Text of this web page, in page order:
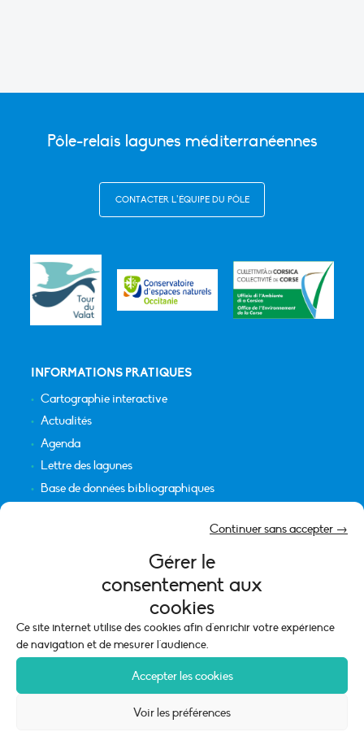
Gérer le
consentement aux
cookies
Ce site internet utilise des cookies afin d'enrichir votre expérience
de navigation et de mesurer l'audience.
Accepter les cookies
Continuer sans accepter →
Voir les préférences
Pôle-relais lagunes méditerranéennes
CONTACTER L’ÉQUIPE DU PÔLE
INFORMATIONS PRATIQUES
Cartographie interactive
Actualités
Agenda
Lettre des lagunes
Base de données bibliographiques
Mentions légales
Politique de cookies (UE)